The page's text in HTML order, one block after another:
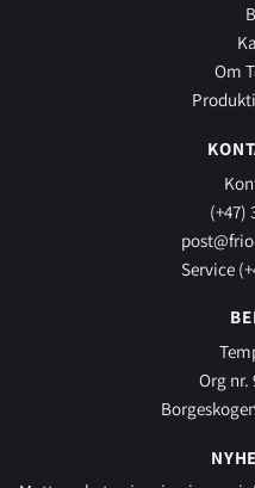
Om
(+47)
Service
Org nr.